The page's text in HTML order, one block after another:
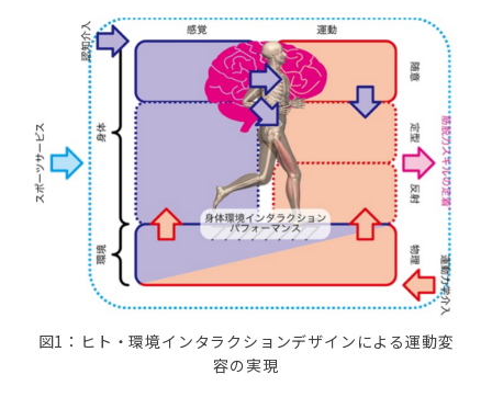
図1：ヒト・環境インタラクションデザインによる運動変
容の実現